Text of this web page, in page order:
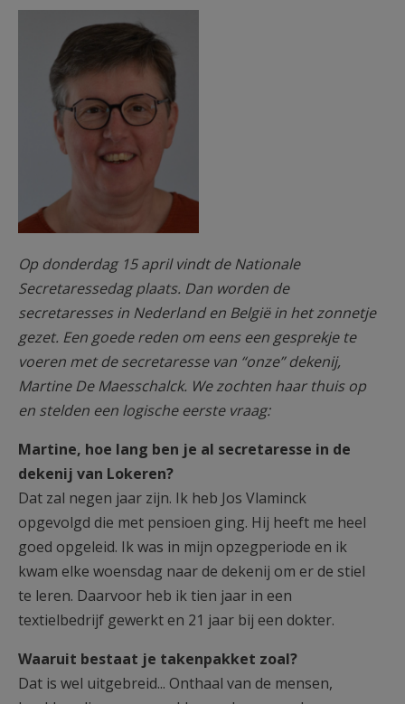
F2184f15.jpg
Op donderdag 15 april vindt de Nationale
Secretaressedag plaats. Dan worden de
secretaresses in Nederland en België in het zonnetje
gezet. Een goede reden om eens een gesprekje te
voeren met de secretaresse van “onze” dekenij,
Martine De Maesschalck. We zochten haar thuis op
en stelden een logische eerste vraag:
Martine, hoe lang ben je al secretaresse in de
dekenij van Lokeren?
Dat zal negen jaar zijn. Ik heb Jos Vlaminck
opgevolgd die met pensioen ging. Hij heeft me heel
goed opgeleid. Ik was in mijn opzegperiode en ik
kwam elke woensdag naar de dekenij om er de stiel
te leren. Daarvoor heb ik tien jaar in een
textielbedrijf gewerkt en 21 jaar bij een dokter.
Waaruit bestaat je takenpakket zoal?
Dat is wel uitgebreid... Onthaal van de mensen,